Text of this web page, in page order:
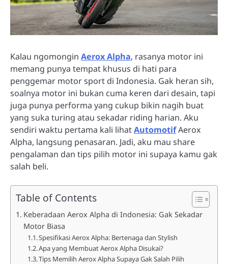
Kalau ngomongin Aerox Alpha, rasanya motor ini
memang punya tempat khusus di hati para
penggemar motor sport di Indonesia. Gak heran sih,
soalnya motor ini bukan cuma keren dari desain, tapi
juga punya performa yang cukup bikin nagih buat
yang suka turing atau sekadar riding harian. Aku
sendiri waktu pertama kali lihatAutomotifAerox
Alpha, langsung penasaran. Jadi, aku mau share
pengalaman dan tips pilih motor ini supaya kamu gak
salah beli.
Table of Contents
Keberadaan Aerox Alpha di Indonesia: Gak Sekadar
Motor Biasa
Spesifikasi Aerox Alpha: Bertenaga dan Stylish
Apa yang Membuat Aerox Alpha Disukai?
Tips Memilih Aerox Alpha Supaya Gak Salah Pilih